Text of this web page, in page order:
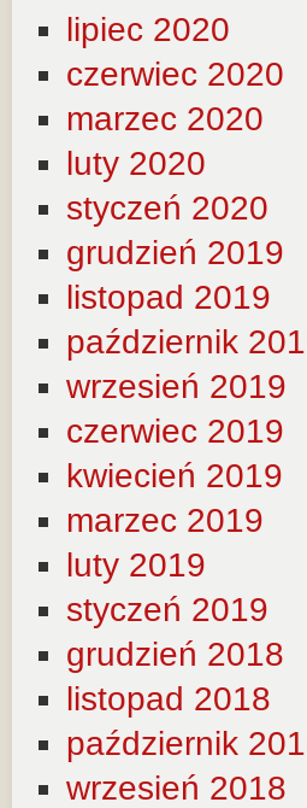
lipiec 2020
czerwiec 2020
marzec 2020
luty 2020
styczeń 2020
grudzień 2019
listopad 2019
październik
wrzesień 2019
czerwiec 2019
kwiecień 2019
marzec 2019
luty 2019
styczeń 2019
grudzień 2018
listopad 2018
październik
wrzesień 2018